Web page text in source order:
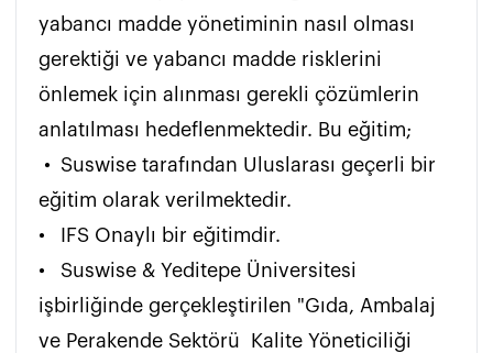
yabancı madde yönetiminin nasıl olması
gerektiği ve yabancı madde risklerini
önlemek için alınması gerekli çözümlerin
anlatılması hedeflenmektedir. Bu eğitim;
eğitim olarak verilmektedir.
•	IFS Onaylı bir eğitimdir.
•	Suswise & Yeditepe Üniversitesi
işbirliğinde gerçekleştirilen "Gıda, Ambalaj
ve Perakende Sektörü  Kalite Yöneticiliği